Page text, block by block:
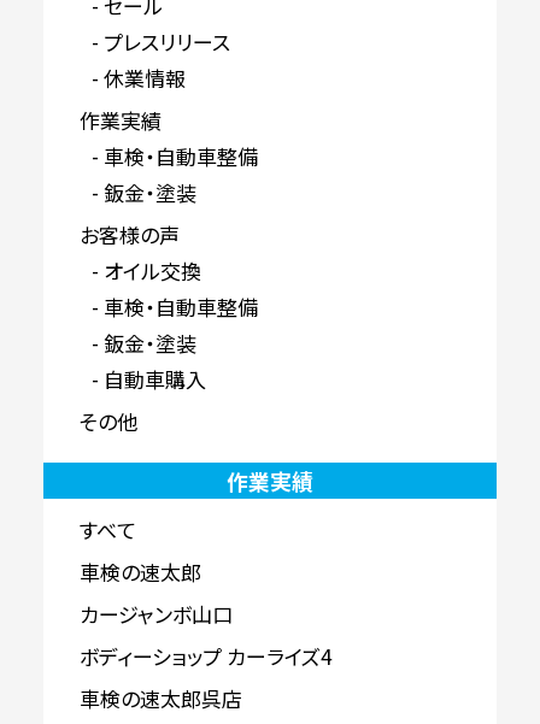
プレスリリース
休業情報
作業実績
車検・自動車整備
鈑金・塗装
お客様の声
オイル交換
車検・自動車整備
鈑金・塗装
自動車購入
その他
作業実績
すべて
車検の速太郎
カージャンボ山口
ボディーショップ カーライズ4
車検の速太郎呉店